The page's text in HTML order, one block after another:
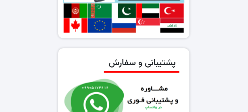
پشتیبانی و سفارش